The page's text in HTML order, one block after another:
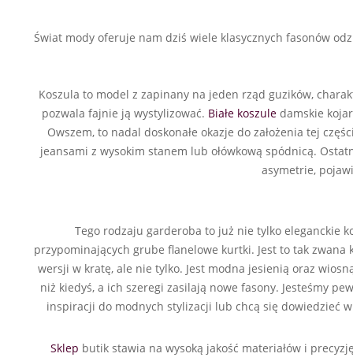
Świat mody oferuje nam dziś wiele klasycznych fasonów
Koszula to model z zapinany na jeden rząd guzików,
pozwala fajnie ją wystylizować. Białe koszuledamskie
Owszem, to nadal doskonałe okazje do założenia tej
jeansami z wysokim stanem lub ołówkową spódnicą.
asymetrie,
Tego rodzaju garderoba to już nie tylko eleganckie
przypominających grube flanelowe kurtki. Jest to tak
wersji w kratę, ale nie tylko. Jest modna jesienią oraz
niż kiedyś, a ich szeregi zasilają nowe fasony. Jesteśmy
inspiracji do modnych stylizacji lub chcą się dowiedzieć
Sklep butik stawia na wysoką jakość materiałów i